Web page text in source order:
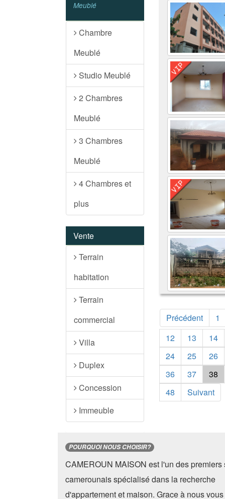
Meublé
Chambre
Meublé
Studio Meublé
2 Chambres
Meublé
3 Chambres
Meublé
4 Chambres et
plus
Vente
Terrain
habitation
Terrain
commercial
Villa
Duplex
Concession
Immeuble
Précédent
1
12
13
14
24
25
26
36
37
38
48
Suivant
POURQUOI NOUS CHOISIR?
CAMEROUN MAISON est l'un des premiers
camerounais spécialisé dans la recherche
d'appartement et maison. Grace à nous vous